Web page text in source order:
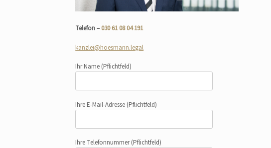
Telefon –030 61 08 04 191
kanzlei@hoesmann.legal
Ihr Name (Pflichtfeld)
Ihre E-Mail-Adresse (Pflichtfeld)
Ihre Telefonnummer(Pflichtfeld)